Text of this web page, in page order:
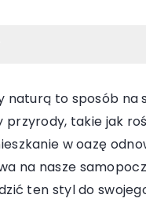
to sposób na
takie jak
w oazę
na nasze
ten styl do
lipca 2023
kufle do
Twojego